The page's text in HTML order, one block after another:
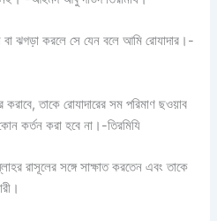
বা ঝগড়া করলে সে যেন বলে আমি রোযাদার।-
তাকে রোযাদারের সম পরিমাণ ছওয়াব
কর্তন করা হবে না।-তিরমিযি
রাসূলের সঙ্গে সাক্ষাত করতেন এবং তাকে